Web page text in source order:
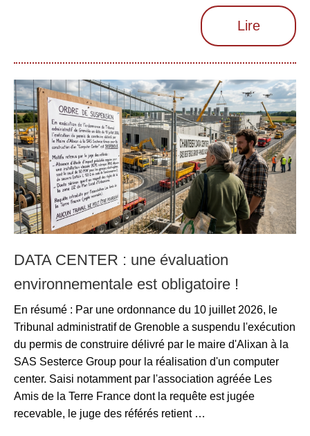
Lire
DATA CENTER : une évaluation
environnementale est obligatoire !
En résumé : Par une ordonnance du 10 juillet 2026, le
Tribunal administratif de Grenoble a suspendu l'exécution
du permis de construire délivré par le maire d'Alixan à la
SAS Sesterce Group pour la réalisation d'un computer
center. Saisi notamment par l'association agréée Les
Amis de la Terre France dont la requête est jugée
recevable, le juge des référés retient …